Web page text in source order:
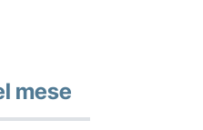
mese